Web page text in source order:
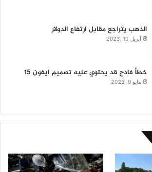
الذهب يتراجع مقابل ارتفاع الدولار
أبريل 19, 2023
خطأ فادح قد يحتوي عليه تصميم آيفون 15
مايو 9, 2023